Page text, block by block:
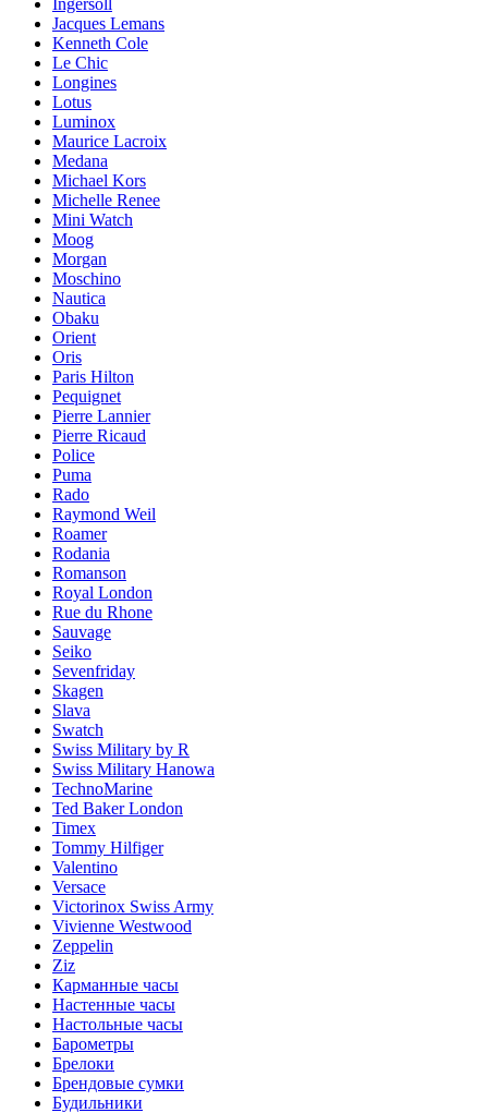
Ingersoll
Jacques Lemans
Kenneth Cole
Le Chic
Longines
Lotus
Luminox
Maurice Lacroix
Medana
Michael Kors
Michelle Renee
Mini Watch
Moog
Morgan
Moschino
Nautica
Obaku
Orient
Oris
Paris Hilton
Pequignet
Pierre Lannier
Pierre Ricaud
Police
Puma
Rado
Raymond Weil
Roamer
Rodania
Romanson
Royal London
Rue du Rhone
Sauvage
Seiko
Sevenfriday
Skagen
Slava
Swatch
Swiss Military by R
Swiss Military Hanowa
TechnoMarine
Ted Baker London
Timex
Tommy Hilfiger
Valentino
Versace
Victorinox Swiss Army
Vivienne Westwood
Zeppelin
Ziz
Карманные часы
Настенные часы
Настольные часы
Барометры
Брелоки
Брендовые сумки
Будильники